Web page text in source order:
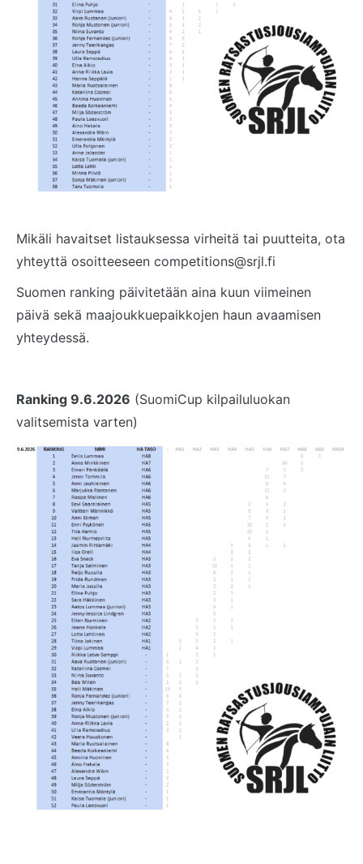
Mikäli havaitset listauksessa virheitä tai puutteita, ota
yhteyttä osoitteeseen competitions@srjl.fi
Suomen ranking päivitetään aina kuun viimeinen
päivä sekä maajoukkuepaikkojen haun avaamisen
yhteydessä.
Ranking 9.6.2026 (SuomiCup kilpailuluokan
valitsemista varten)